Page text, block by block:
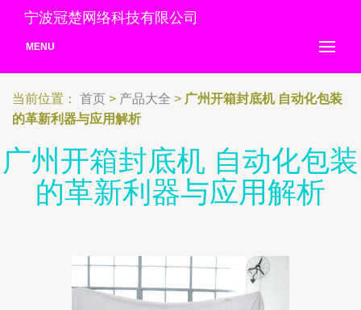
宁波冠楚网络科技有限公司
MENU
当前位置： 首页 > 产品大全 > 广州开箱封底机 自动化包装
的革新利器与应用解析
广州开箱封底机 自动化包装
的革新利器与应用解析